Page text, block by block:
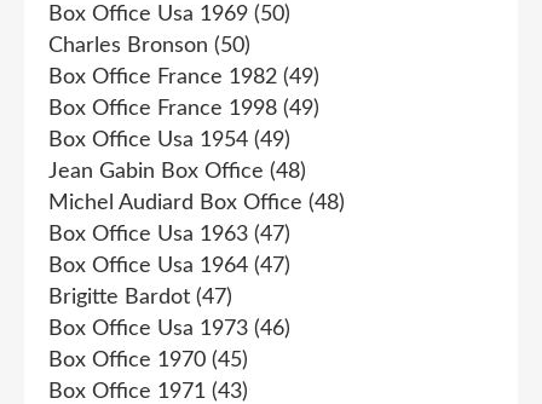
Box Office Usa 1969 (50)
Charles Bronson (50)
Box Office France 1982 (49)
Box Office France 1998 (49)
Box Office Usa 1954 (49)
Jean Gabin Box Office (48)
Michel Audiard Box Office (48)
Box Office Usa 1963 (47)
Box Office Usa 1964 (47)
Brigitte Bardot (47)
Box Office Usa 1973 (46)
Box Office 1970 (45)
Box Office 1971 (43)